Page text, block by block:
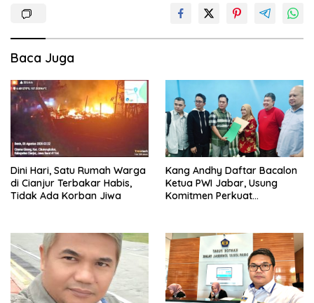
Baca Juga
Dini Hari, Satu Rumah Warga
di Cianjur Terbakar Habis,
Tidak Ada Korban Jiwa
Kang Andhy Daftar Bacalon
Ketua PWI Jabar, Usung
Komitmen Perkuat